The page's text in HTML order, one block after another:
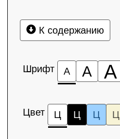
К содержанию
Шрифт А А А
Цвет Ц Ц Ц Ц